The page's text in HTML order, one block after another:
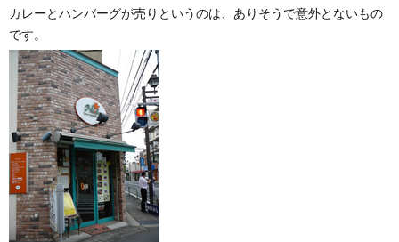
カレーとハンバーグが売りというのは、ありそうで意外とないもの
です。